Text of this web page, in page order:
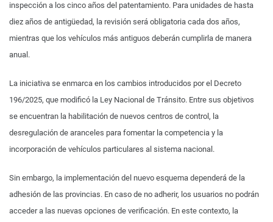
inspección a los cinco años del patentamiento. Para unidades de hasta
diez años de antigüedad, la revisión será obligatoria cada dos años,
mientras que los vehículos más antiguos deberán cumplirla de manera
anual.
La iniciativa se enmarca en los cambios introducidos por el Decreto
196/2025, que modificó la Ley Nacional de Tránsito. Entre sus objetivos
se encuentran la habilitación de nuevos centros de control, la
desregulación de aranceles para fomentar la competencia y la
incorporación de vehículos particulares al sistema nacional.
Sin embargo, la implementación del nuevo esquema dependerá de la
adhesión de las provincias. En caso de no adherir, los usuarios no podrán
acceder a las nuevas opciones de verificación. En este contexto, la